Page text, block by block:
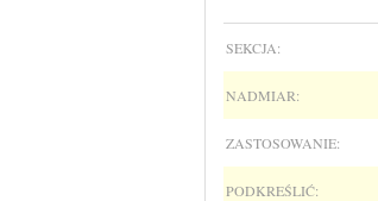
SEKCJA:
NADMIAR:
ZASTOSOWANIE:
PODKREŚLIĆ: